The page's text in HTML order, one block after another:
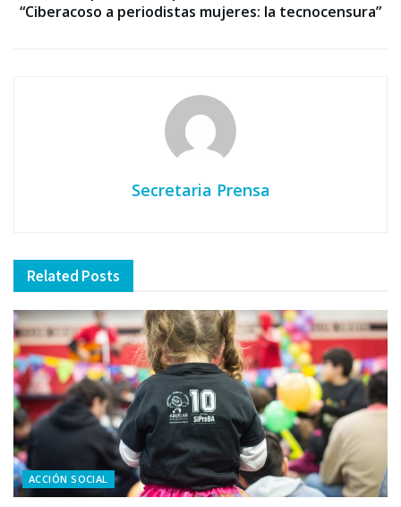
“Ciberacoso a periodistas mujeres: la tecnocensura”
Secretaria Prensa
Related Posts
ACCIÓN SOCIAL